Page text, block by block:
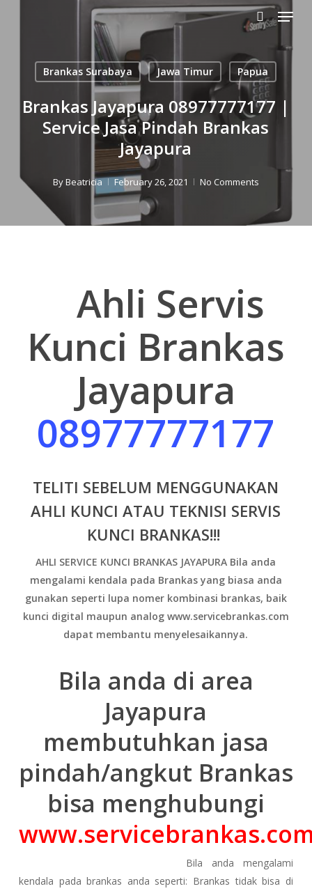
search
Menu
Brankas Surabaya Jawa Timur Papua
Brankas Jayapura 08977777177 |
Service Jasa Pindah Brankas
Jayapura
ByBeatricia February 26, 2021 No Comments
Ahli Servis
Kunci Brankas
Jayapura
08977777177
TELITI SEBELUM MENGGUNAKAN
AHLI KUNCI ATAU TEKNISI SERVIS
KUNCI BRANKAS!!!
AHLI SERVICE KUNCI BRANKAS JAYAPURA Bila anda
mengalami kendala pada Brankas yang biasa anda
gunakan seperti lupa nomer kombinasi brankas, baik
kunci digital maupun analog www.servicebrankas.com
dapat membantu menyelesaikannya.
Bila anda di area
Jayapura
membutuhkan jasa
pindah/angkut Brankas
bisa menghubungi
Bila anda mengalami
kendala pada brankas anda seperti: Brankas tidak bisa di